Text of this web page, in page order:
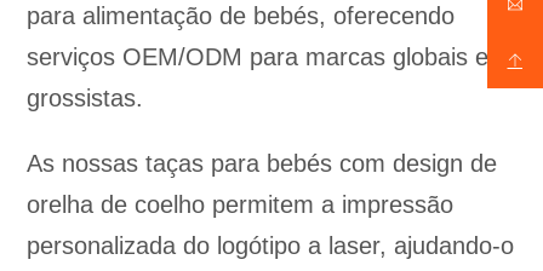
para alimentação de bebés, oferecendo
serviços OEM/ODM para marcas globais e
grossistas.
As nossas taças para bebés com design de
orelha de coelho permitem a impressão
personalizada do logótipo a laser, ajudando-o